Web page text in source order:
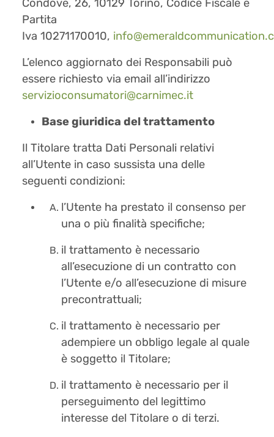
Condove, 26, 10129 Torino, Codice Fiscale e
Partita
Iva 10271170010,
L’elenco aggiornato dei Responsabili può
essere richiesto via email all’indirizzo
servizioconsumatori@carnimec.it
Base giuridica del trattamento
Il Titolare tratta Dati Personali relativi
all’Utente in caso sussista una delle
seguenti condizioni:
l’Utente ha prestato il consenso per
una o più finalità specifiche;
il trattamento è necessario
all’esecuzione di un contratto con
l’Utente e/o all’esecuzione di misure
precontrattuali;
il trattamento è necessario per
adempiere un obbligo legale al quale
è soggetto il Titolare;
il trattamento è necessario per il
perseguimento del legittimo
interesse del Titolare o di terzi.